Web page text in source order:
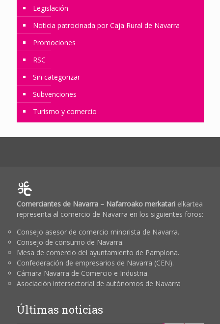
Legislación
Noticia patrocinada por Caja Rural de Navarra
Promociones
RSC
Sin categorizar
Subvenciones
Turismo y comercio
Comerciantes de Navarra – Nafarroako merkatarielkartea
representa al comercio de Navarra en los siguientes foros:
Consejo asesor de comercio minorista de Navarra.
Consejo de consumo de Navarra.
Mesa de comercio del ayuntamiento de Pamplona.
Confederación de empresarios de Navarra (CEN).
Cámara Navarra de Comercio e Industria.
Asociación intersectorial de autónomos de Navarra
Últimas noticias